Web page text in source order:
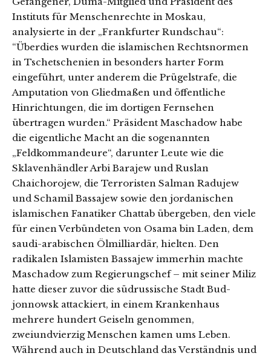
Instituts für Menschenrechte in Moskau,
analysierte in der „Frankfurter Rundschau“:
“Überdies wurden die islamischen Rechtsnormen
in Tschetschenien in besonders harter Form
eingeführt, unter anderem die Prügelstrafe, die
Amputation von Gliedmaßen und öffentliche
Hinrichtungen, die im dortigen Fernsehen
übertragen wurden.“ Präsident Maschadow habe
die eigentliche Macht an die sogenannten
„Feldkommandeure“, darunter Leute wie die
Sklavenhändler Arbi Barajew und Ruslan
Chaichorojew, die Terroristen Salman Radujew
und Schamil Bassajew sowie den jordanischen
islamischen Fanatiker Chattab übergeben, den viele
für einen Verbündeten von Osama bin Laden, dem
saudi-arabischen Ölmilliardär, hielten. Den
radikalen Islamisten Bassajew immerhin machte
Maschadow zum Regierungschef – mit seiner Miliz
hatte dieser zuvor die südrussische Stadt Bud-
jonnowsk attackiert, in einem Krankenhaus
mehrere hundert Geiseln genommen,
zweiundvierzig Menschen kamen ums Leben.
Während auch in Deutschland das Verständnis und